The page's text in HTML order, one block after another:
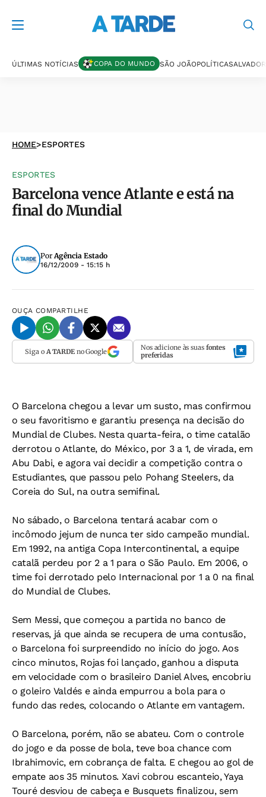
ÚLTIMAS NOTÍCIAS COPA DO MUNDO SÃO JOÃOPOLÍTICASALVADOR
HOME>ESPORTES
ESPORTES
Barcelona vence Atlante e está na
final do Mundial
PorAgência Estado
16/12/2009 - 15:15 h
OUÇA COMPARTILHE
Siga o A TARDEno Google Nos adicione às suas fontes
preferidas
O Barcelona chegou a levar um susto, mas confirmou
o seu favoritismo e garantiu presença na decisão do
Mundial de Clubes. Nesta quarta-feira, o time catalão
derrotou o Atlante, do México, por 3 a 1, de virada, em
Abu Dabi, e agora vai decidir a competição contra o
Estudiantes, que passou pelo Pohang Steelers, da
Coreia do Sul, na outra semifinal.
No sábado, o Barcelona tentará acabar com o
incômodo jejum de nunca ter sido campeão mundial.
Em 1992, na antiga Copa Intercontinental, a equipe
catalã perdeu por 2 a 1 para o São Paulo. Em 2006, o
time foi derrotado pelo Internacional por 1 a 0 na final
do Mundial de Clubes.
Sem Messi, que começou a partida no banco de
reservas, já que ainda se recupera de uma contusão,
o Barcelona foi surpreendido no início do jogo. Aos
cinco minutos, Rojas foi lançado, ganhou a disputa
em velocidade com o brasileiro Daniel Alves, encobriu
o goleiro Valdés e ainda empurrou a bola para o
fundo das redes, colocando o Atlante em vantagem.
O Barcelona, porém, não se abateu. Com o controle
do jogo e da posse de bola, teve boa chance com
Ibrahimovic, em cobrança de falta. E chegou ao gol de
empate aos 35 minutos. Xavi cobrou escanteio, Yaya
Touré desviou de cabeça e Busquets finalizou, sem